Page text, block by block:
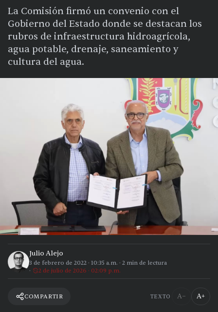
La Comisión firmó un convenio con el
Gobierno del Estado donde se destacan los
rubros de infraestructura hidroagrícola,
agua potable, drenaje, saneamiento y
cultura del agua.
Julio Alejo
3 de febrero de 2022 · 10:35 a.m. · 2 min de lectura
2 de julio de 2026 · 02:09 p.m.
COMPARTIR TEXTO A− A+